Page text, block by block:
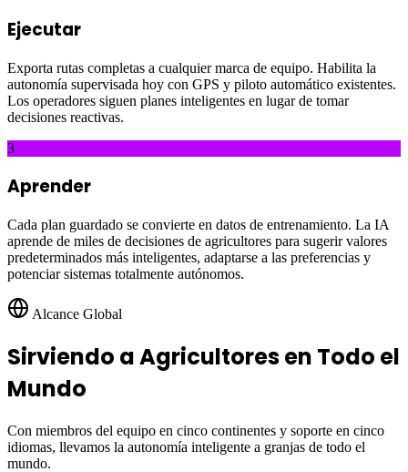
Ejecutar
Exporta rutas completas a cualquier marca de equipo. Habilita la
autonomía supervisada hoy con GPS y piloto automático existentes.
Los operadores siguen planes inteligentes en lugar de tomar
decisiones reactivas.
3
Aprender
Cada plan guardado se convierte en datos de entrenamiento. La IA
aprende de miles de decisiones de agricultores para sugerir valores
predeterminados más inteligentes, adaptarse a las preferencias y
potenciar sistemas totalmente autónomos.
Alcance Global
Sirviendo a Agricultores en Todo el
Mundo
Con miembros del equipo en cinco continentes y soporte en cinco
idiomas, llevamos la autonomía inteligente a granjas de todo el
mundo.